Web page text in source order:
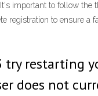
important to follow the
registration to ensure a
try restarting
does not